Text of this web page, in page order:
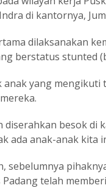
di kantornya,
dilaksanakan
berstatus stunted
yang
diserahkan besok di
ada anak-anak kita
sebelumnya
telah